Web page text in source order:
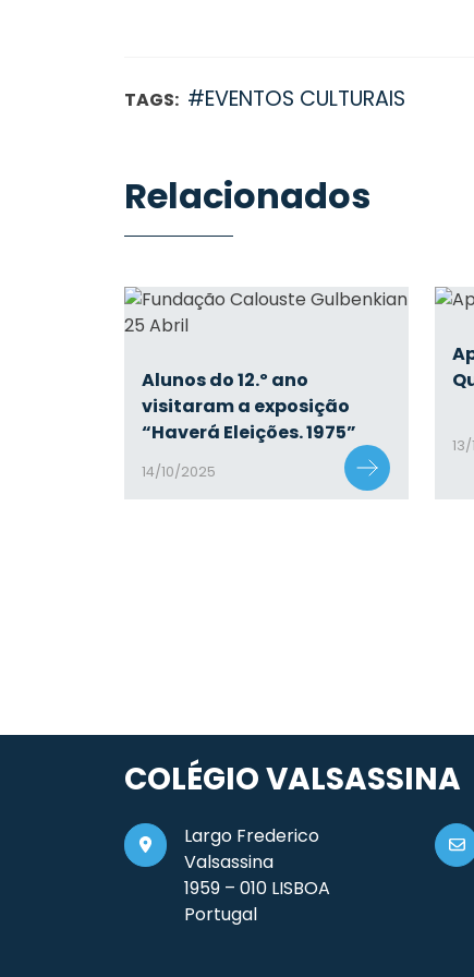
TAGS: #EVENTOS CULTURAIS
Relacionados
Alunos do 12.º ano
visitaram a exposição
“Haverá Eleições. 1975”
14/10/2025
COLÉGIO VALSASSINA
Largo Frederico
Valsassina
1959 – 010 LISBOA
Portugal